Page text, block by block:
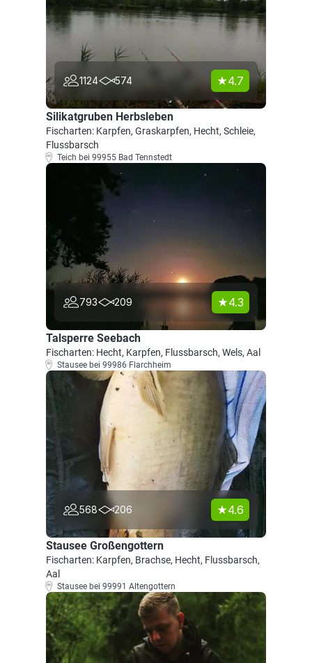
1124 574 4.7
Silikatgruben Herbsleben
Fischarten: Karpfen, Graskarpfen, Hecht, Schleie,
Flussbarsch
Teich bei 99955 Bad Tennstedt
793 209 4.3
Talsperre Seebach
Fischarten: Hecht, Karpfen, Flussbarsch, Wels, Aal
Stausee bei 99986 Flarchheim
568 206 4.6
Stausee Großengottern
Fischarten: Karpfen, Brachse, Hecht, Flussbarsch,
Aal
Stausee bei 99991 Altengottern